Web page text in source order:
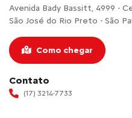
Avenida Bady Bassitt, 4999 -
São José do Rio Preto - São
Como chegar
Contato
(17) 3214-7733